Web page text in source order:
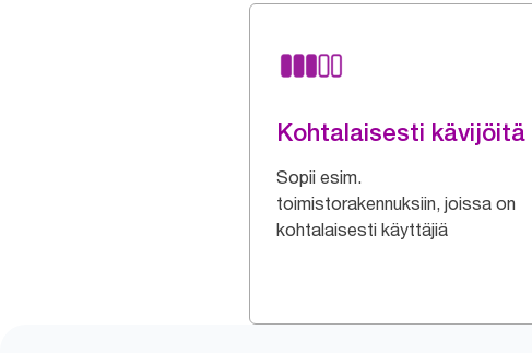
Kohtalaisesti kävijöitä
Sopii esim.
toimistorakennuksiin, joissa on
kohtalaisesti käyttäjiä